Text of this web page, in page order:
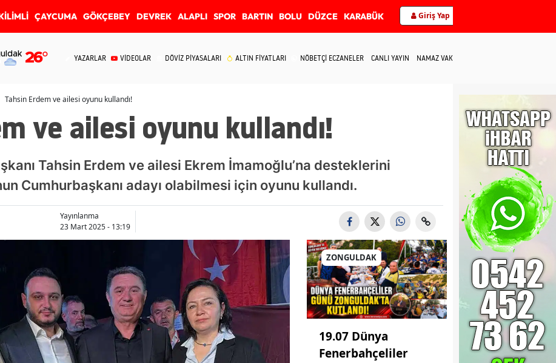
ÇAYCUMA GÖKÇEBEY DEVREK ALAPLI SPOR BARTIN BOLU DÜZCE KARABÜK Giriş Yap
26° YAZARLAR VİDEOLAR DÖVİZ PİYASALARI ALTIN FİYATLARI NÖBETÇİ ECZANELER CANLI YAYIN NAMAZ VAKİTLERİ
Tahsin Erdem ve ailesi oyunu kullandı!
ve ailesi oyunu kullandı!
Tahsin Erdem ve ailesi Ekrem İmamoğlu’na desteklerini
Cumhurbaşkanı adayı olabilmesi için oyunu kullandı.
Yayınlanma
23 Mart 2025 - 13:19
ZONGULDAK
19.07 Dünya
Fenerbahçeliler